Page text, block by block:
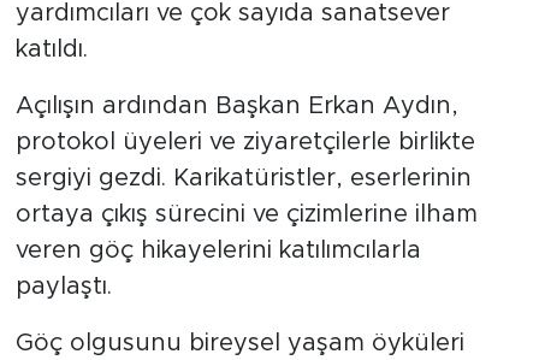
yardımcıları ve çok sayıda sanatsever
katıldı.
Açılışın ardından Başkan Erkan Aydın,
protokol üyeleri ve ziyaretçilerle birlikte
sergiyi gezdi. Karikatüristler, eserlerinin
ortaya çıkış sürecini ve çizimlerine ilham
veren göç hikayelerini katılımcılarla
paylaştı.
Göç olgusunu bireysel yaşam öyküleri